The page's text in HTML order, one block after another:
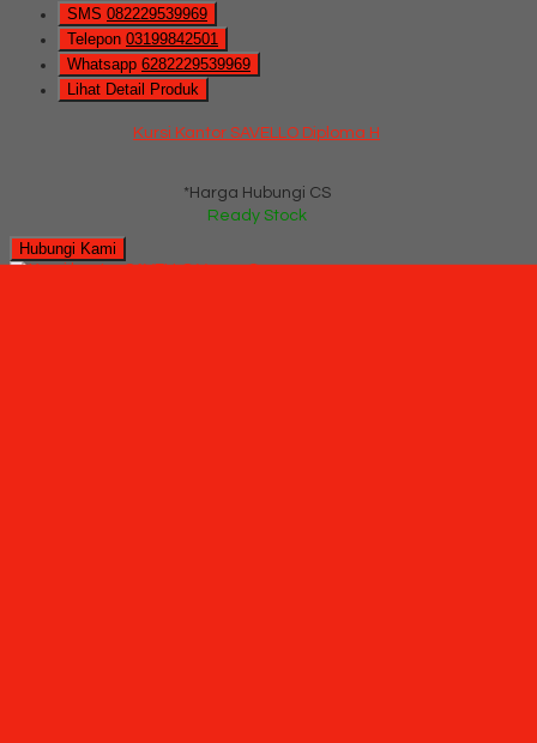
SMS 082229539969
Telepon 03199842501
Whatsapp 6282229539969
Lihat Detail Produk
Kursi Kantor SAVELLO Diploma H
*Harga Hubungi CS
Ready Stock
Hubungi Kami